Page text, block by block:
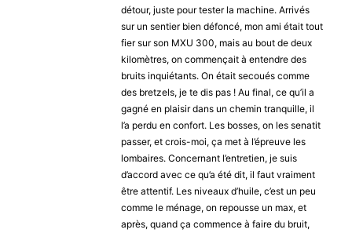
détour, juste pour tester la machine. Arrivés
sur un sentier bien défoncé, mon ami était tout
fier sur son MXU 300, mais au bout de deux
kilomètres, on commençait à entendre des
bruits inquiétants. On était secoués comme
des bretzels, je te dis pas ! Au final, ce qu’il a
gagné en plaisir dans un chemin tranquille, il
l’a perdu en confort. Les bosses, on les senatit
passer, et crois-moi, ça met à l’épreuve les
lombaires. Concernant l’entretien, je suis
d’accord avec ce qu’a été dit, il faut vraiment
être attentif. Les niveaux d’huile, c’est un peu
comme le ménage, on repousse un max, et
après, quand ça commence à faire du bruit,